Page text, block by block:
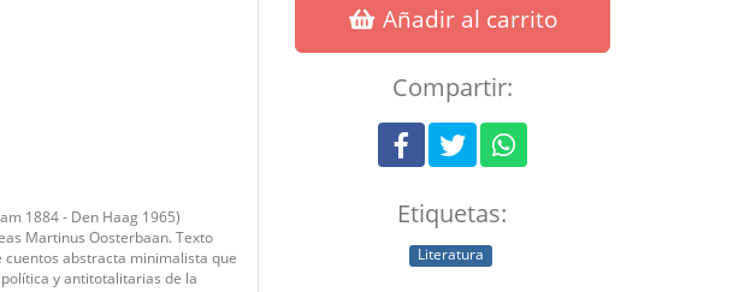
1884 - Den Haag 1965)
Martinus Oosterbaan. Texto
abstracta minimalista que
y antitotalitarias de la
Añadir al carrito
Compartir:
Etiquetas:
Literatura